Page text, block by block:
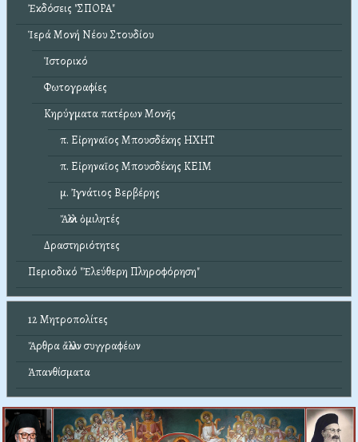
Ἐκδόσεις "ΣΠΟΡΑ"
Ἱερά Μονή Νέου Στουδίου
Ἱστορικό
Φωτογραφίες
Κηρύγματα πατέρων Μονῆς
π. Εἰρηναῖος Μπουσδέκης ΗΧΗΤ
π. Εἰρηναῖος Μπουσδέκης ΚΕΙΜ
μ. Ἰγνάτιος Βερβέρης
Ἄλλοι ὁμιλητές
Δραστηριότητες
Περιοδικό "Ἐλεύθερη Πληροφόρηση"
12 Μητροπολίτες
Ἄρθρα ἄλλων συγγραφέων
Ἀπανθίσματα